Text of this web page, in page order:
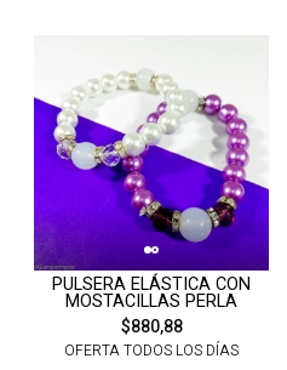
PULSERA ELÁSTICA CON
MOSTACILLAS PERLA
$880,88
OFERTA TODOS LOS DÍAS